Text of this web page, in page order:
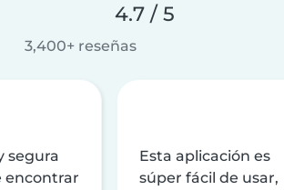
4.7 / 5
3,400+ reseñas
segura
encontrar
Esta aplicación es
súper fácil de usar,